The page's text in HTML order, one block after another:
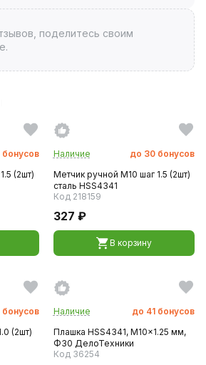
поделитесь своим
бонусов
(2шт)
Наличие до 30 бонусов
Метчик ручной M10 шаг 1.5 (2шт)
сталь HSS4341
Код 218159
327 ₽
В корзину
бонусов
(2шт)
Наличие до 41 бонусов
Плашка HSS4341, M10x1.25 мм,
Ф30 ДелоТехники
Код 36254